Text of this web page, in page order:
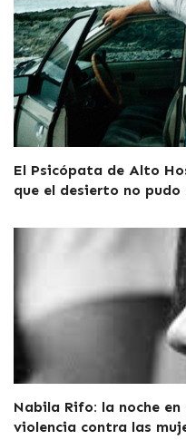
El Psicópata de Alto
que el desierto no
Nabila Rifo: la noche
violencia contra las